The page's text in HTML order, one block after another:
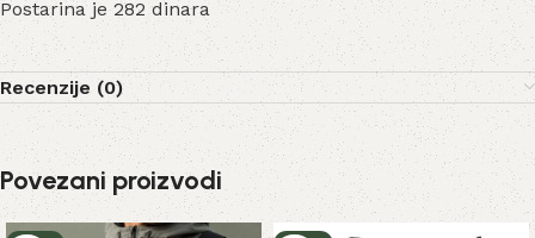
Postarina je 282 dinara
Recenzije (0)
Povezani proizvodi